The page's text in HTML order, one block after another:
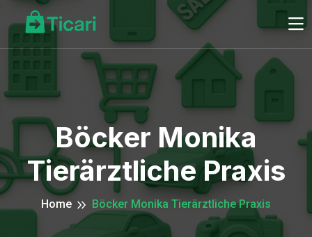
Böcker Monika
Tierärztliche Praxis
Home Böcker Monika Tierärztliche Praxis